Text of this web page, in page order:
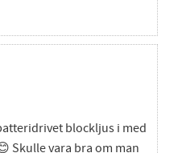
blockljus i med
Skulle vara bra om man